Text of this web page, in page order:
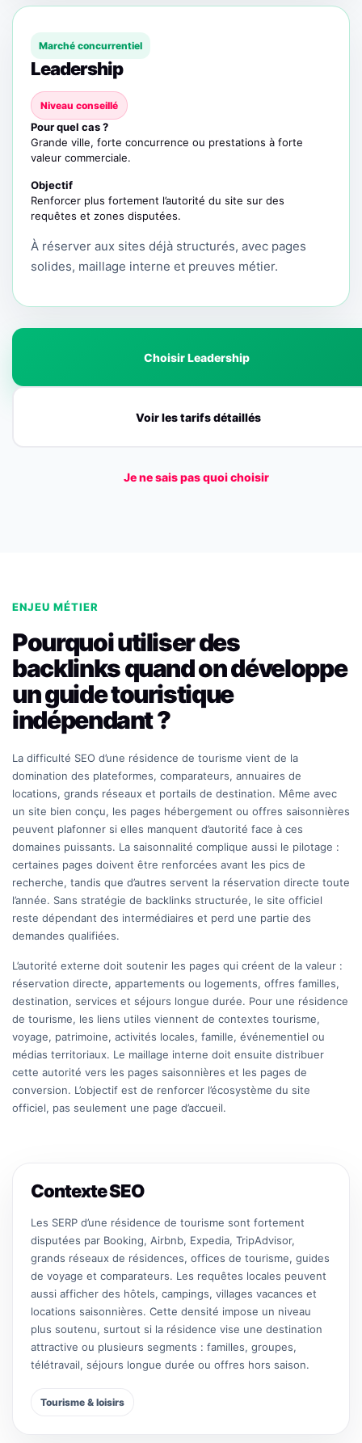
Marché concurrentiel
Leadership
Niveau conseillé
Pour quel cas ?
Grande ville, forte concurrence ou prestations à forte
valeur commerciale.
Objectif
Renforcer plus fortement l’autorité du site sur des
requêtes et zones disputées.
À réserver aux sites déjà structurés, avec pages
solides, maillage interne et preuves métier.
Choisir Leadership
Voir les tarifs détaillés
Je ne sais pas quoi choisir
ENJEU MÉTIER
Pourquoi utiliser des
backlinks quand on développe
un guide touristique
indépendant ?
La difficulté SEO d’une résidence de tourisme vient de la
domination des plateformes, comparateurs, annuaires de
locations, grands réseaux et portails de destination. Même avec
un site bien conçu, les pages hébergement ou offres saisonnières
peuvent plafonner si elles manquent d’autorité face à ces
domaines puissants. La saisonnalité complique aussi le pilotage :
certaines pages doivent être renforcées avant les pics de
recherche, tandis que d’autres servent la réservation directe toute
l’année. Sans stratégie de backlinks structurée, le site officiel
reste dépendant des intermédiaires et perd une partie des
demandes qualifiées.
L’autorité externe doit soutenir les pages qui créent de la valeur :
réservation directe, appartements ou logements, offres familles,
destination, services et séjours longue durée. Pour une résidence
de tourisme, les liens utiles viennent de contextes tourisme,
voyage, patrimoine, activités locales, famille, événementiel ou
médias territoriaux. Le maillage interne doit ensuite distribuer
cette autorité vers les pages saisonnières et les pages de
conversion. L’objectif est de renforcer l’écosystème du site
officiel, pas seulement une page d’accueil.
Contexte SEO
Les SERP d’une résidence de tourisme sont fortement
disputées par Booking, Airbnb, Expedia, TripAdvisor,
grands réseaux de résidences, offices de tourisme, guides
de voyage et comparateurs. Les requêtes locales peuvent
aussi afficher des hôtels, campings, villages vacances et
locations saisonnières. Cette densité impose un niveau
plus soutenu, surtout si la résidence vise une destination
attractive ou plusieurs segments : familles, groupes,
télétravail, séjours longue durée ou offres hors saison.
Tourisme & loisirs